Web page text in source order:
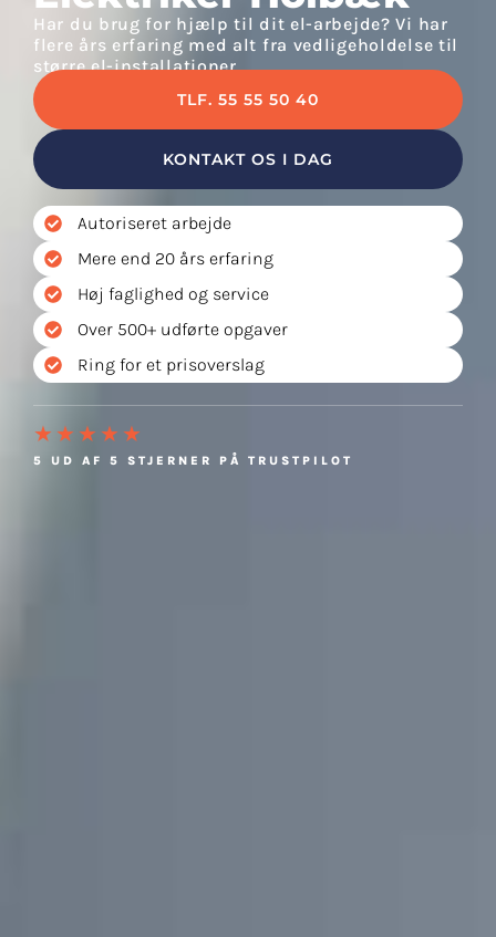
Har du brug for hjælp til dit el-arbejde? Vi har
flere års erfaring med alt fra vedligeholdelse til
større el-installationer
TLF. 55 55 50 40
KONTAKT OS I DAG
Autoriseret arbejde
Mere end 20 års erfaring
Høj faglighed og service
Over 500+ udførte opgaver
Ring for et prisoverslag
★★★★★
5 UD AF 5 STJERNER PÅ TRUSTPILOT